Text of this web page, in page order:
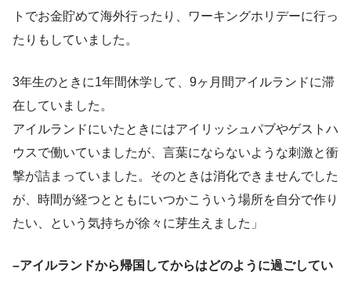
トでお金貯めて海外行ったり、ワーキングホリデーに行っ
たりもしていました。
3年生のときに1年間休学して、9ヶ月間アイルランドに滞
在していました。
アイルランドにいたときにはアイリッシュパブやゲストハ
ウスで働いていましたが、言葉にならないような刺激と衝
撃が詰まっていました。そのときは消化できませんでした
が、時間が経つとともにいつかこういう場所を自分で作り
たい、という気持ちが徐々に芽生えました」
–アイルランドから帰国してからはどのように過ごしてい